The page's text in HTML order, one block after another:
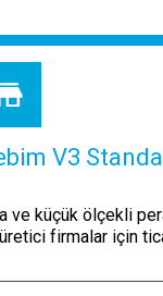
V3
ve küçük ölçekli
firmalar için